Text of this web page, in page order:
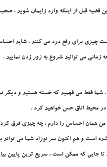
قضيه قبل از اينکه وارد زايمان شويد
چيزي براي رفع درد مي کنند . شايد
مي توانيد شروع به زور زدن نماييد .
. شما فقط مي فهميد که خسته هستيد و
در محيط اتاق حس خواهيد کرد .
من همان احساس را دارم ، چه چيزي فرق
و هم اکنون سر نوزاد شما مي تواند
جايي که ممکن است ، سريع ترين پايين